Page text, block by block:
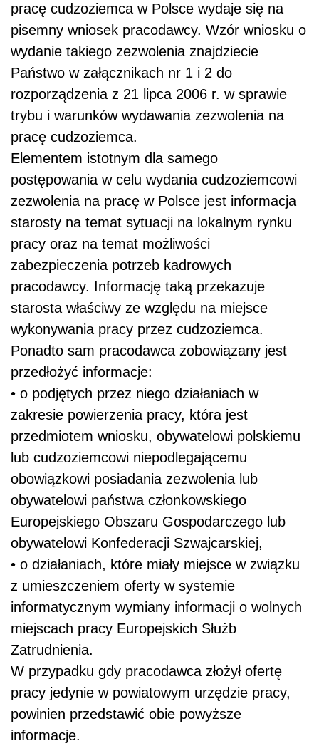
pracę cudzoziemca w Polsce wydaje się na
pisemny wniosek pracodawcy. Wzór wniosku o
wydanie takiego zezwolenia znajdziecie
Państwo w załącznikach nr 1 i 2 do
rozporządzenia z 21 lipca 2006 r. w sprawie
trybu i warunków wydawania zezwolenia na
pracę cudzoziemca.
Elementem istotnym dla samego
postępowania w celu wydania cudzoziemcowi
zezwolenia na pracę w Polsce jest informacja
starosty na temat sytuacji na lokalnym rynku
pracy oraz na temat możliwości
zabezpieczenia potrzeb kadrowych
pracodawcy. Informację taką przekazuje
starosta właściwy ze względu na miejsce
wykonywania pracy przez cudzoziemca.
Ponadto sam pracodawca zobowiązany jest
przedłożyć informacje:
• o podjętych przez niego działaniach w
zakresie powierzenia pracy, która jest
przedmiotem wniosku, obywatelowi polskiemu
lub cudzoziemcowi niepodlegającemu
obowiązkowi posiadania zezwolenia lub
obywatelowi państwa członkowskiego
Europejskiego Obszaru Gospodarczego lub
obywatelowi Konfederacji Szwajcarskiej,
• o działaniach, które miały miejsce w związku
z umieszczeniem oferty w systemie
informatycznym wymiany informacji o wolnych
miejscach pracy Europejskich Służb
Zatrudnienia.
W przypadku gdy pracodawca złożył ofertę
pracy jedynie w powiatowym urzędzie pracy,
powinien przedstawić obie powyższe
informacje.